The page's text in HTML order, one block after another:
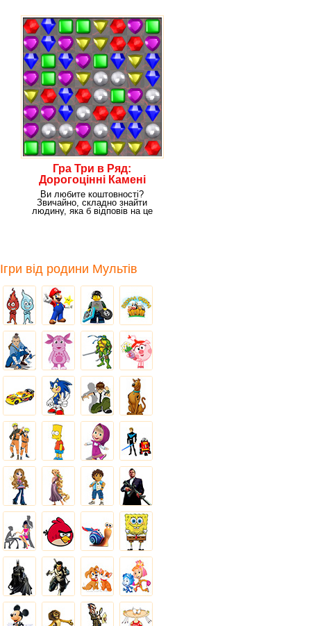
Гра Три в Ряд:
Дорогоцінні Камені
Ви любите коштовності?
Звичайно, складно знайти
людину, яка б відповів на це
Ігри від родини Мультів